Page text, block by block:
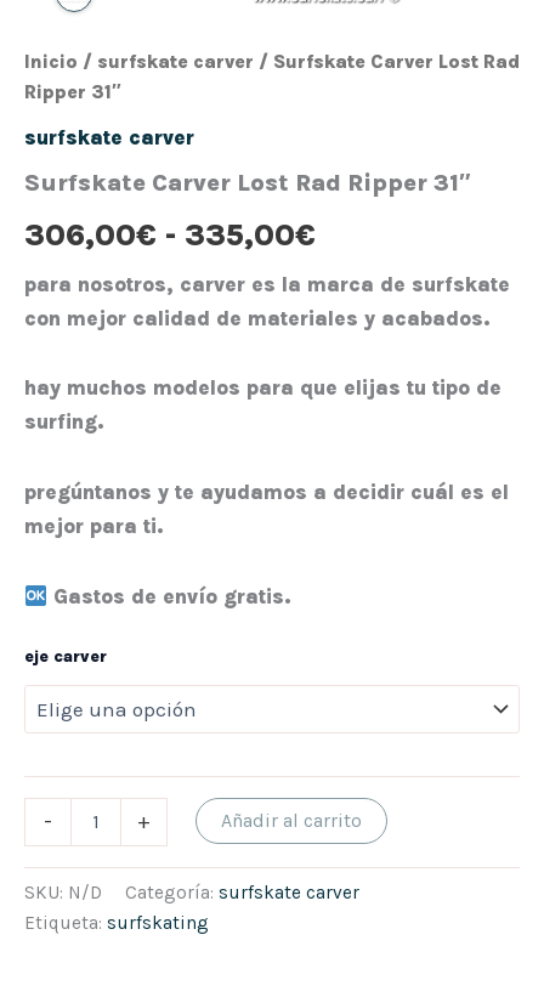
Inicio / surfskate carver / Surfskate Carver Lost Rad
Ripper 31″
surfskate carver
Surfskate Carver Lost Rad Ripper 31″
306,00€ - 335,00€
para nosotros, carver es la marca de surfskate
con mejor calidad de materiales y acabados.
hay muchos modelos para que elijas tu tipo de
surfing.
pregúntanos y te ayudamos a decidir cuál es el
mejor para ti.
Gastos de envío gratis.
eje carver
- + Añadir al carrito
SKU: N/D Categoría: surfskate carver
Etiqueta: surfskating